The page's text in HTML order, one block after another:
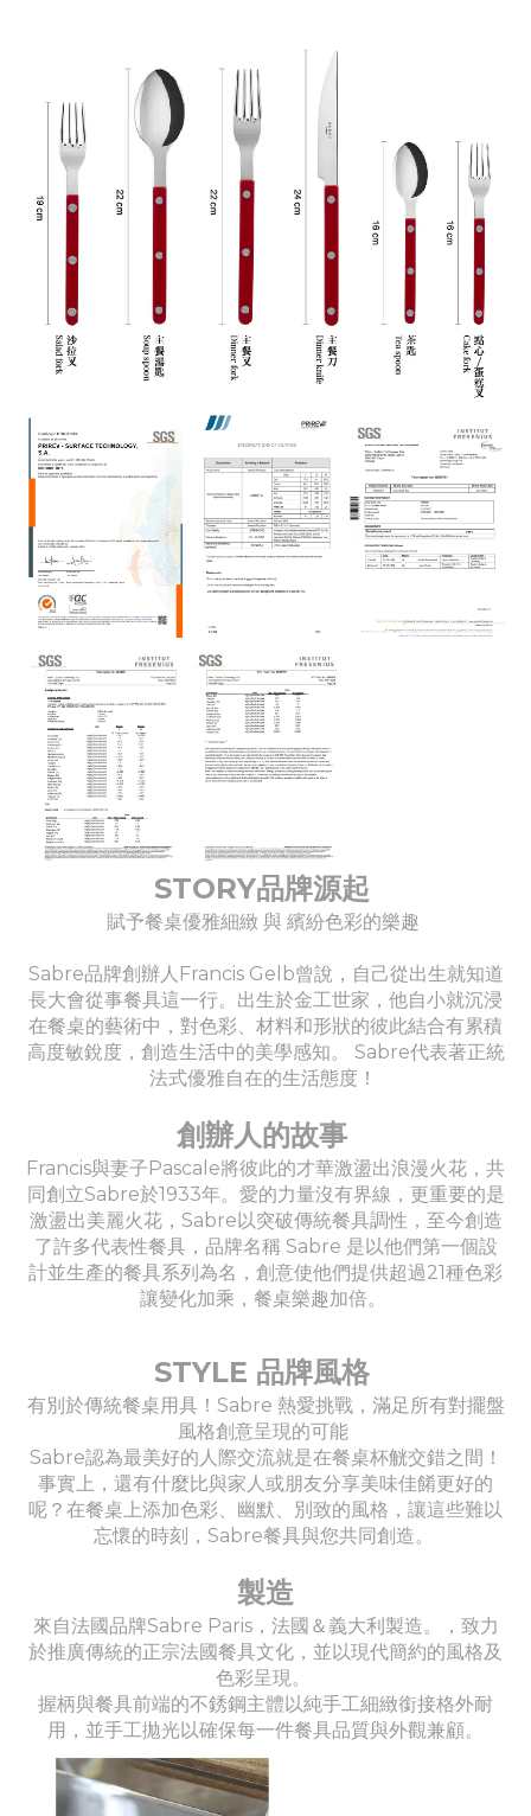
STORY品牌源起
賦予餐桌優雅細緻 與 繽紛色彩的樂趣
Sabre品牌創辦人Francis Gelb曾說，自己從出生就知道
長大會從事餐具這一行。出生於金工世家，他自小就沉浸
在餐桌的藝術中，對色彩、材料和形狀的彼此結合有累積
高度敏銳度，創造生活中的美學感知。 Sabre代表著正統
法式優雅自在的生活態度！
創辦人的故事
Francis與妻子Pascale將彼此的才華激盪出浪漫火花，共
同創立Sabre於1933年。愛的力量沒有界線，更重要的是
激盪出美麗火花，Sabre以突破傳統餐具調性，至今創造
了許多代表性餐具，品牌名稱 Sabre 是以他們第一個設
計並生產的餐具系列為名，創意使他們提供超過21種色彩
讓變化加乘，餐桌樂趣加倍。
STYLE 品牌風格
有別於傳統餐桌用具！Sabre 熱愛挑戰，滿足所有對擺盤
風格創意呈現的可能
Sabre認為最美好的人際交流就是在餐桌杯觥交錯之間！
事實上，還有什麼比與家人或朋友分享美味佳餚更好的
呢？在餐桌上添加色彩、幽默、別致的風格，讓這些難以
忘懷的時刻，Sabre餐具與您共同創造。
製造
來自法國品牌Sabre Paris，法國＆義大利製造。，致力
於推廣傳統的正宗法國餐具文化，並以現代簡約的風格及
色彩呈現。
握柄與餐具前端的不銹鋼主體以純手工細緻銜接格外耐
用，並手工拋光以確保每一件餐具品質與外觀兼顧。